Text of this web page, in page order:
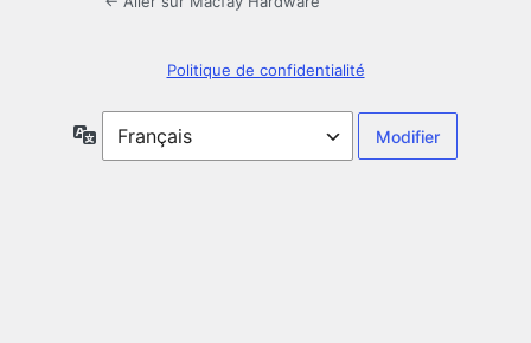
Politique de confidentialité
Langue